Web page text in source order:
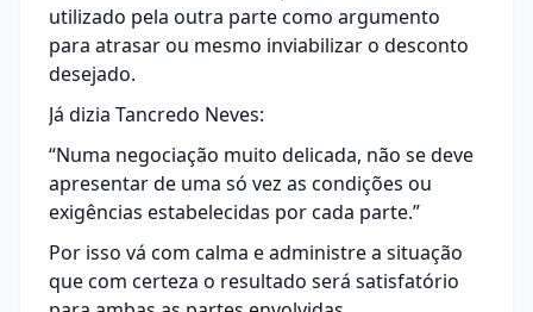
utilizado pela outra parte como argumento
para atrasar ou mesmo inviabilizar o desconto
desejado.
Já dizia Tancredo Neves:
“Numa negociação muito delicada, não se deve
apresentar de uma só vez as condições ou
exigências estabelecidas por cada parte.”
Por isso vá com calma e administre a situação
que com certeza o resultado será satisfatório